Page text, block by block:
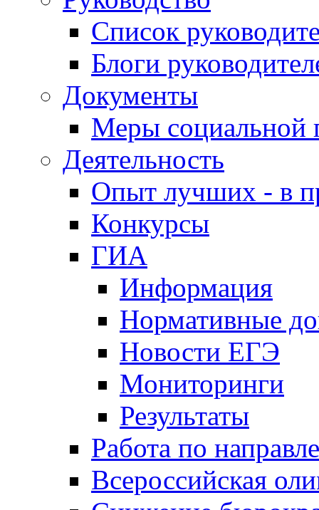
Список
Блоги
Документы
Меры социальной
Деятельность
Опыт лучших - в
Конкурсы
ГИА
Информация
Нормативные
Новости ЕГЭ
Мониторинги
Результаты
Работа по
Всероссийская